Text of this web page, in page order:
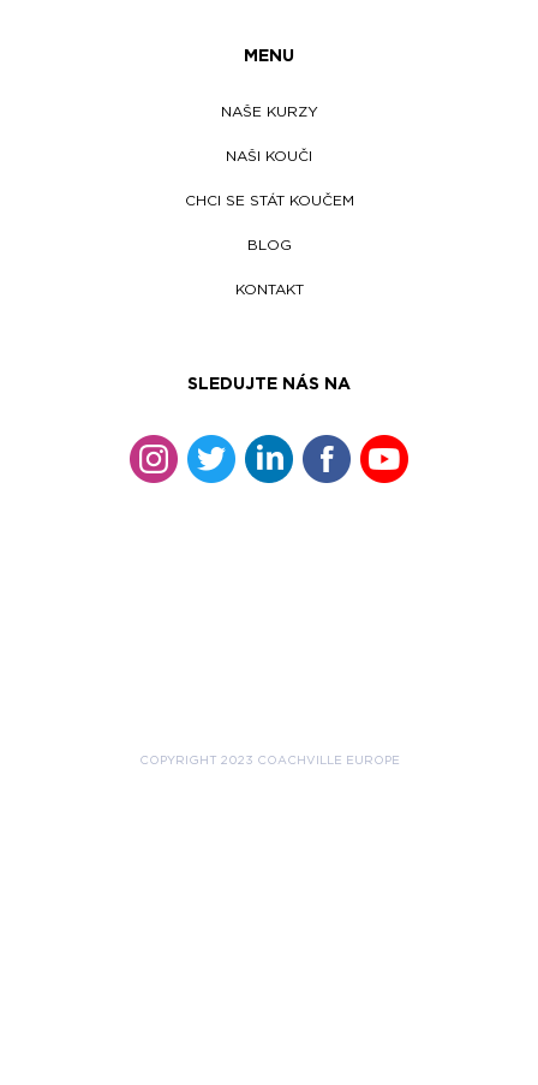
MENU
NAŠE KURZY
NAŠI KOUČI
CHCI SE STÁT KOUČEM
BLOG
KONTAKT
SLEDUJTE NÁS NA
COPYRIGHT 2023 COACHVILLE EUROPE